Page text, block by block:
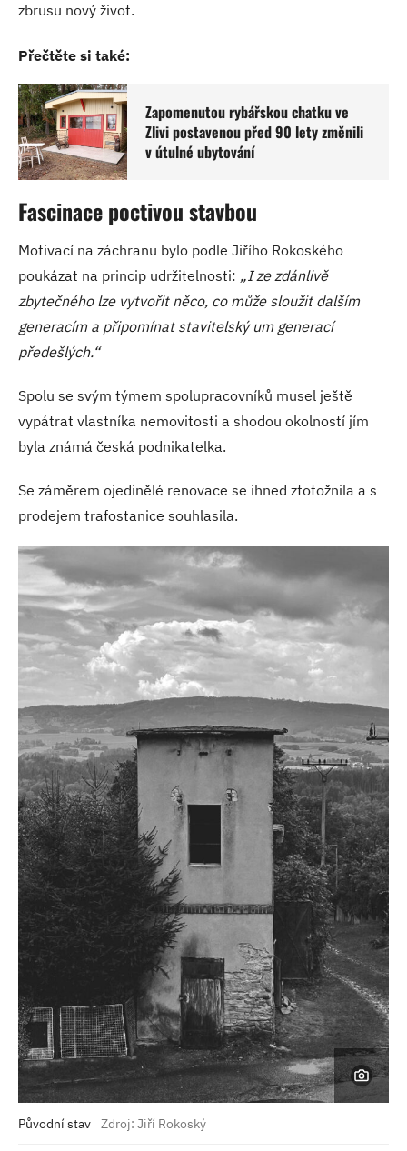
zbrusu nový život.
Přečtěte si také:
Zapomenutou rybářskou chatku ve
Zlivi postavenou před 90 lety změnili
v útulné ubytování
Fascinace poctivou stavbou
Motivací na záchranu bylo podle Jiřího Rokoského
poukázat na princip udržitelnosti: „I ze zdánlivě
zbytečného lze vytvořit něco, co může sloužit dalším
generacím a připomínat stavitelský um generací
předešlých.“
Spolu se svým týmem spolupracovníků musel ještě
vypátrat vlastníka nemovitosti a shodou okolností jím
byla známá česká podnikatelka.
Se záměrem ojedinělé renovace se ihned ztotožnila a s
prodejem trafostanice souhlasila.
Původní stav Zdroj: Jiří Rokoský